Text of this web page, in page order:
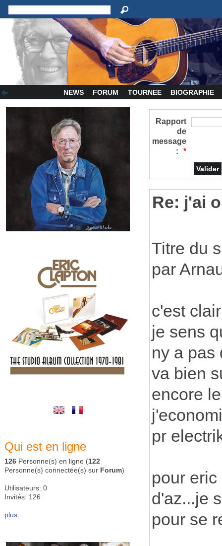
NEWS FORUM TOURNEE BIOGRAPHIE
Qui est en ligne
126 Personne(s) en ligne (122
Personne(s) connectée(s) sur Forum)
Utilisateurs: 0
Invités: 126
plus...
Rapport
de
message
:
*
Re: j'ai
Titre du
par
c'est
je sens
ny a pas
va bien
encore
pr
pour
d'az...je
pour se